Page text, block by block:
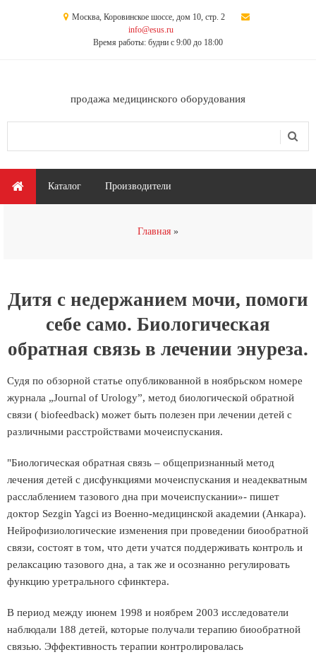
Москва, Коровинское шоссе, дом 10, стр. 2
info@esus.ru
Время работы: будни с 9:00 до 18:00
продажа медицинского оборудования
Главное меню
Каталог Производители
Главная
Дитя с недержанием мочи, помоги
себе само. Биологическая
обратная связь в лечении энуреза.
Судя по обзорной статье опубликованной в ноябрьском номере
журнала „Journal of Urology”, метод биологической обратной
связи ( biofeedback) может быть полезен при лечении детей с
различными расстройствами мочеиспускания.
"Биологическая обратная связь – общепризнанный метод
лечения детей с дисфункциями мочеиспускания и неадекватным
расслаблением тазового дна при мочеиспускании»- пишет
доктор Sezgin Yagci из Военно-медицинской академии (Анкара).
Нейрофизиологические изменения при проведении биообратной
связи, состоят в том, что дети учатся поддерживать контроль и
релаксацию тазового дна, а так же и осознанно регулировать
функцию уретрального сфинктера.
В период между июнем 1998 и ноябрем 2003 исследователи
наблюдали 188 детей, которые получали терапию биообратной
связью. Эффективность терапии контролировалась